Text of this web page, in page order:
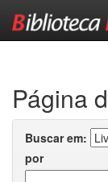
Página
Buscar em:
por